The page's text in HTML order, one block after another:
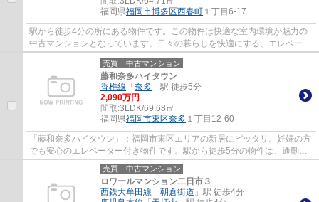
福岡県福岡市博多区西春町 １丁目6-17
駅から徒歩4分の所にある物件です。この物件は快適な室内環境が魅力の
中古マンションとなっています。日々の暮らしを快適にする、エレベータ
ー付きの物件となっています。桜並木近郊な...
売買｜中古マンション
藤和奈多ハイタウン
香椎線 「 奈多 」駅 徒歩5分
2,090万円
間取:3LDK/69.68㎡
福岡県福岡市東区奈多 １丁目12-60
「藤和奈多ハイタウン」：福岡市東区エリアの新居にピッタリ。妊婦の方
でも安心のエレベーター付き物件です。駅から徒歩5分の物件は、通勤・
通学時間をかけたくない方におすすめです。...
売買｜中古マンション
ロワールマンション二日市３
西鉄大牟田線 「 朝倉街道 」駅 徒歩4分